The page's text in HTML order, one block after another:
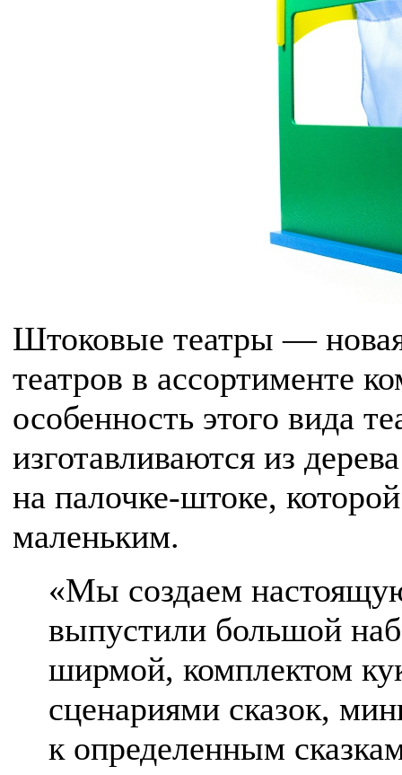
Штоковые театры —
театров в ассортименте
особенность этого вида
изготавливаются из
на палочке-штоке,
маленьким.
«Мы создаем
выпустили большой
ширмой, комплектом
сценариями сказок,
к определенным